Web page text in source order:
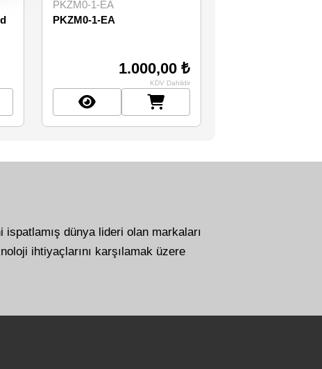
PKZM0-1-EA
PKZM0-1-EA
1.000,00 ₺
KDV Dahildir
dünya lideri olan markaları
ihtiyaçlarını karşılamak üzere